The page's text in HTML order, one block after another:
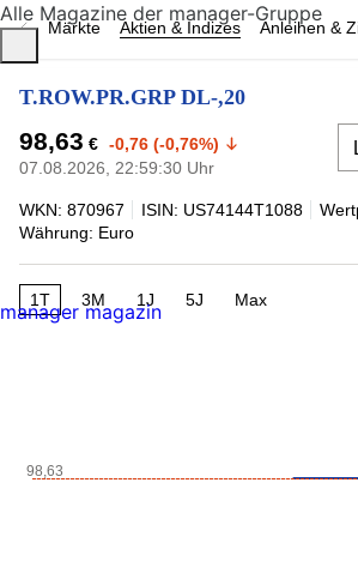
Märkte Aktien & Indizes Anleihen &
T.ROW.PR.GRP DL-,20
98,63 € -0,76 (-0,76%)
07.08.2026, 22:59:30 Uhr
WKN: 870967 ISIN: US74144T1088
Währung: Euro
1T 3M 1J 5J Max
98,63
Alle Magazine der manager-Gruppe
manager magazin